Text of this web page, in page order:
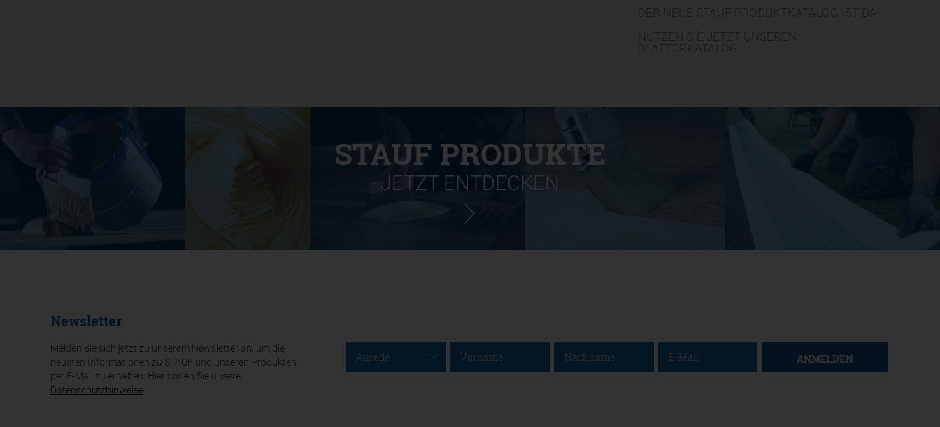
STAUF PRODUKTE
JETZT ENTDECKEN
Newsletter
Melden Sie sich jetzt zu unserem Newsletter an, um die
neusten Informationen zu STAUF und unseren Produkten
per E-Mail zu erhalten. Hier finden Sie unsere
Datenschutzhinweise.
Anrede ANMELDEN